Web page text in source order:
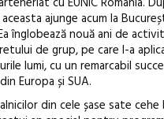
ajunge acum la
înglobează nouă ani de
de grup, pe care l-a
lumi, cu un remarcabil
Europa și SUA.
din cele șase sate cehe